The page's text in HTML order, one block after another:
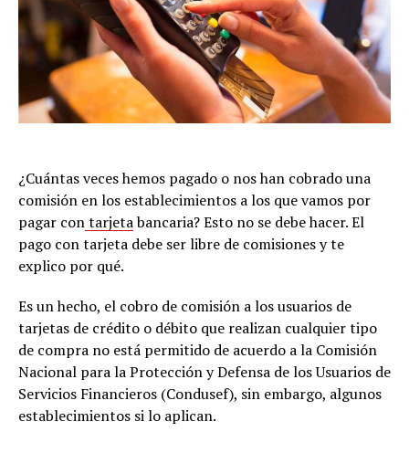
¿Cuántas veces hemos pagado o nos han cobrado una
comisión en los establecimientos a los que vamos por
pagar contarjetabancaria? Esto no se debe hacer. El
pago con tarjeta debe ser libre de comisiones y te
explico por qué.
Es un hecho, el cobro de comisión a los usuarios de
tarjetas de crédito o débito que realizan cualquier tipo
de compra no está permitido de acuerdo a la Comisión
Nacional para la Protección y Defensa de los Usuarios de
Servicios Financieros (Condusef), sin embargo, algunos
establecimientos si lo aplican.